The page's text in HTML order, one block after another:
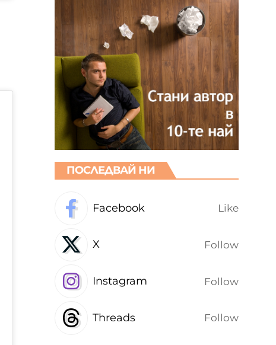
ПОСЛЕДВАЙ НИ
Facebook Like
X Follow
Instagram Follow
Threads Follow